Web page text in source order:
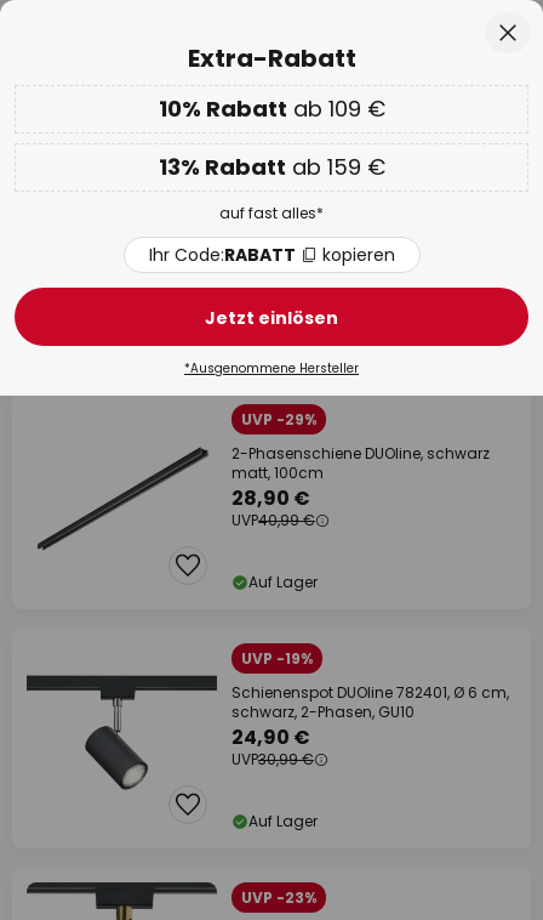
Nur
02D 03H 32M 44S
EXTRA 10% ab 109 € & 13% ab 159 €auf fast alles
Code:RABATT kopieren
WOW Week:Bis zu -70%
Trio DUOline Schienensystem
109 Artikel Filter
UVP -29%
2-Phasenschiene DUOline, schwarz
matt, 100cm
28,90 €
UVP40,99 €
Auf Lager
UVP -19%
Schienenspot DUOline 782401, Ø 6 cm,
schwarz, 2-Phasen, GU10
24,90 €
UVP30,99 €
Auf Lager
UVP -23%
Extra-Rabatt
10% Rabatt ab 109 €
13% Rabatt ab 159 €
auf fast alles*
Ihr Code:RABATT kopieren
Jetzt einlösen
*Ausgenommene Hersteller